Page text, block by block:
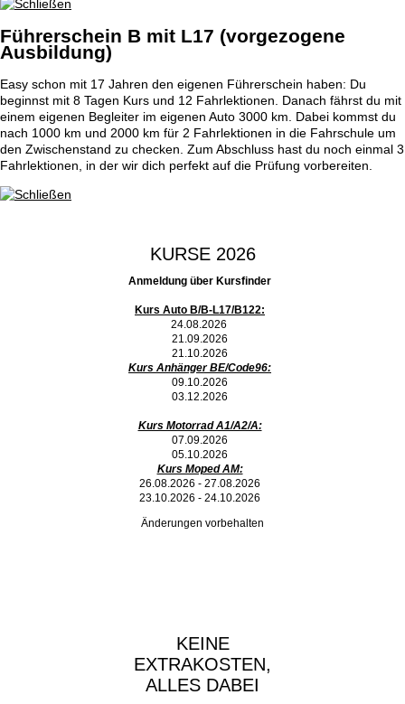
Führerschein B mit L17 (vorgezogene
Ausbildung)
Easy schon mit 17 Jahren den eigenen Führerschein haben: Du
beginnst mit 8 Tagen Kurs und 12 Fahrlektionen. Danach fährst du mit
einem eigenen Begleiter im eigenen Auto 3000 km. Dabei kommst du
nach 1000 km und 2000 km für 2 Fahrlektionen in die Fahrschule um
den Zwischenstand zu checken. Zum Abschluss hast du noch einmal 3
Fahrlektionen, in der wir dich perfekt auf die Prüfung vorbereiten.
KURSE 2026
Anmeldung über Kursfinder
Kurs Auto B/B-L17/B122:
24.08.2026
21.09.2026
21.10.2026
Kurs Anhänger BE/Code96:
09.10.2026
03.12.2026
Kurs Motorrad A1/A2/A:
07.09.2026
05.10.2026
Kurs Moped AM:
26.08.2026 - 27.08.2026
23.10.2026 - 24.10.2026
Änderungen vorbehalten
KEINE
EXTRAKOSTEN,
ALLES DABEI